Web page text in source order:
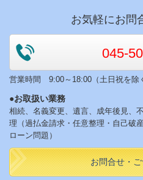
お気軽にお問
045-
営業時間 9:00～18:00（土日祝を除
●お取扱い業務
相続、名義変更、遺言、成年後見、
理（過払金請求・任意整理・自己破
ローン問題）
お問合せ・